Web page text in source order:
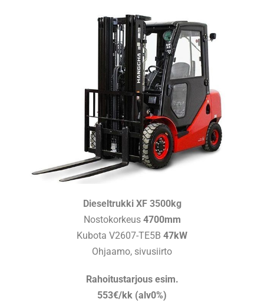
Dieseltrukki XF 3500kg
Nostokorkeus 4700mm
Kubota V2607-TE5B 47kW
Ohjaamo, sivusiirto
Rahoitustarjous esim.
553€/kk (alv0%)